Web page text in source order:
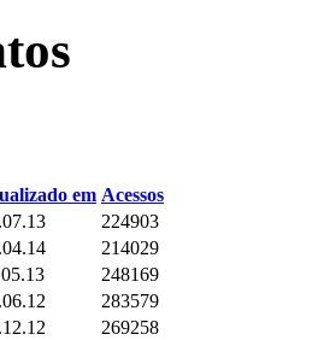
em Acessos
224903
214029
248169
283579
269258